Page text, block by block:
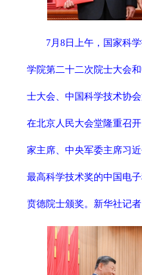
7月8日上午，国家科
学院第二十二次院士大会
士大会、中国科学技术协
在北京人民大会堂隆重召
家主席、中央军委主席习
最高科学技术奖的中国电
贲德院士颁奖。新华社记